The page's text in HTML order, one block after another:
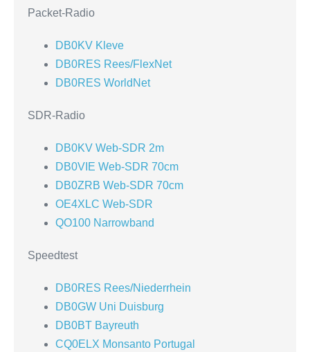
Packet-Radio
DB0KV Kleve
DB0RES Rees/FlexNet
DB0RES WorldNet
SDR-Radio
DB0KV Web-SDR 2m
DB0VIE Web-SDR 70cm
DB0ZRB Web-SDR 70cm
OE4XLC Web-SDR
QO100 Narrowband
Speedtest
DB0RES Rees/Niederrhein
DB0GW Uni Duisburg
DB0BT Bayreuth
CQ0ELX Monsanto Portugal